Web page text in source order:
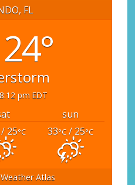
FL
24°
8:12 pm EDT
sun
/ 25°C 33°C / 25°C
Weather Atlas